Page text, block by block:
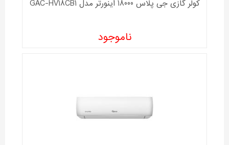
کولر گازی جی پلاس 18000 اینورتر مدل GAC-HV18CB1
ناموجود